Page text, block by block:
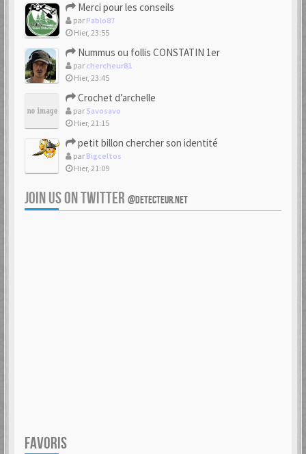
Merci pour les conseils
par Pablo87
Hier, 23:55
Nummus ou follis CONSTATIN 1er
par chercheur81
Hier, 23:45
Crochet d’archelle
par Savosavo
Hier, 21:15
petit billon chercher son identité
par Bigceltos
Hier, 21:09
JOIN US ON TWITTER @DETECTEUR.NET
FAVORIS